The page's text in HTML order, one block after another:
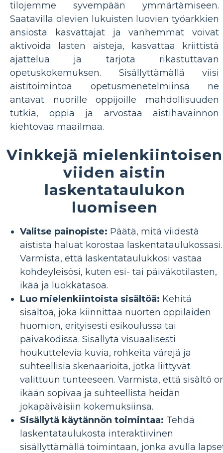
tilojemme syvempään ymmärtämiseen.
Saatavilla olevien lukuisten luovien työarkkien
ansiosta kasvattajat ja vanhemmat voivat
aktivoida lasten aisteja, kasvattaa kriittistä
ajattelua ja tarjota rikastuttavan
opetuskokemuksen. Sisällyttämällä viisi
aistitoimintoa opetusmenetelmiinsä ne
antavat nuorille oppijoille mahdollisuuden
tutkia, oppia ja arvostaa aistihavainnon
kiehtovaa maailmaa.
Vinkkejä mielenkiintoisen
viiden aistin
laskentataulukon
luomiseen
Valitse painopiste: Päätä, mitä viidestä
aistista haluat korostaa laskentataulukossasi.
Varmista, että laskentataulukkosi vastaa
kohdeyleisösi, kuten esi- tai päiväkotilasten,
ikää ja luokkatasoa.
Luo mielenkiintoista sisältöä: Kehitä
sisältöä, joka kiinnittää nuorten oppilaiden
huomion, erityisesti esikoulussa tai
päiväkodissa. Sisällytä visuaalisesti
houkuttelevia kuvia, rohkeita värejä ja
suhteellisia skenaarioita, jotka liittyvät
valittuun tunteeseen. Varmista, että sisältö
ikään sopivaa ja suhteellista heidän
jokapäiväisiin kokemuksiinsa.
Sisällytä käytännön toimintaa: Tehdä
laskentataulukosta interaktiivinen
sisällyttämällä toimintaan, jonka avulla